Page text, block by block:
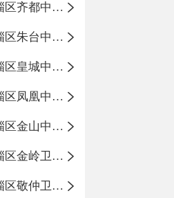
临淄区齐都中心卫生院
临淄区朱台中心卫生院
临淄区皇城中心卫生院
临淄区凤凰中心卫生院
临淄区金山中心卫生院
临淄区金岭卫生院
临淄区敬仲卫生院